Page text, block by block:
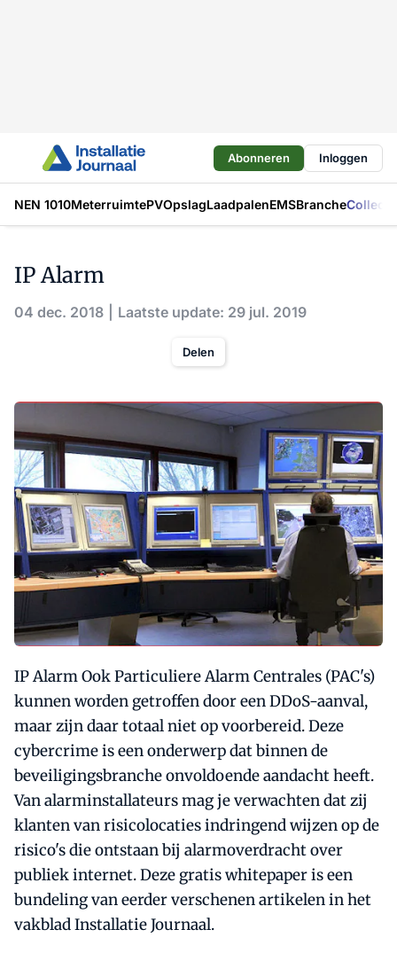
Abonneren Inloggen
NEN 1010MeterruimtePVOpslagLaadpalenEMSBranche
IP Alarm
04 dec. 2018 Laatste update: 29 jul. 2019
Delen
IP Alarm Ook Particuliere Alarm Centrales (PAC's)
kunnen worden getroffen door een DDoS-aanval,
maar zijn daar totaal niet op voorbereid. Deze
cybercrime is een onderwerp dat binnen de
beveiligingsbranche onvoldoende aandacht heeft.
Van alarminstallateurs mag je verwachten dat zij
klanten van risicolocaties indringend wijzen op de
risico's die ontstaan bij alarmoverdracht over
publiek internet. Deze gratis whitepaper is een
bundeling van eerder verschenen artikelen in het
vakblad Installatie Journaal.